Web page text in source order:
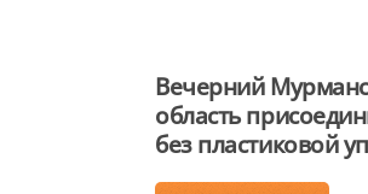
Вечерний
область
без пластиковой